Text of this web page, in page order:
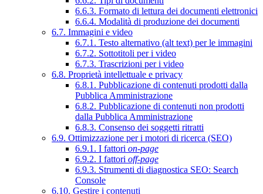
6.6.3. Formato di lettura dei documenti elettronici
6.6.4. Modalità di produzione dei documenti
6.7. Immagini e video
6.7.1. Testo alternativo (alt text) per le immagini
6.7.2. Sottotitoli per i video
6.7.3. Trascrizioni per i video
6.8. Proprietà intellettuale e privacy
6.8.1. Pubblicazione di contenuti prodotti dalla
Pubblica Amministrazione
6.8.2. Pubblicazione di contenuti non prodotti
dalla Pubblica Amministrazione
6.8.3. Consenso dei soggetti ritratti
6.9. Ottimizzazione per i motori di ricerca (SEO)
6.9.1. I fattori on-page
6.9.2. I fattori off-page
6.9.3. Strumenti di diagnostica SEO: Search
Console
6.10. Gestire i contenuti